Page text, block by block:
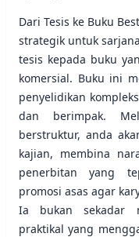
Dari Tesis ke Buku
strategik untuk
tesis kepada buku
komersial. Buku ini
penyelidikan
dan berimpak.
berstruktur, anda
kajian, membina
penerbitan yang
promosi asas agar
Ia bukan sekadar
praktikal yang